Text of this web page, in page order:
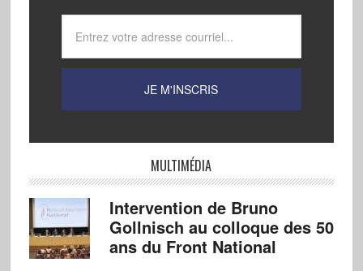
MULTIMÉDIA
Intervention de Bruno
Gollnisch au colloque des 50
ans du Front National